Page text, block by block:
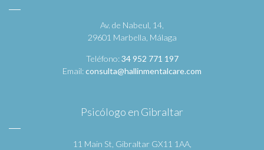
Av. de Nabeul, 14,
29601 Marbella, Málaga
Teléfono:34 952 771 197
Email:consulta@hallinmentalcare.com
Psicólogo en Gibraltar
11 Main St, Gibraltar GX11 1AA,